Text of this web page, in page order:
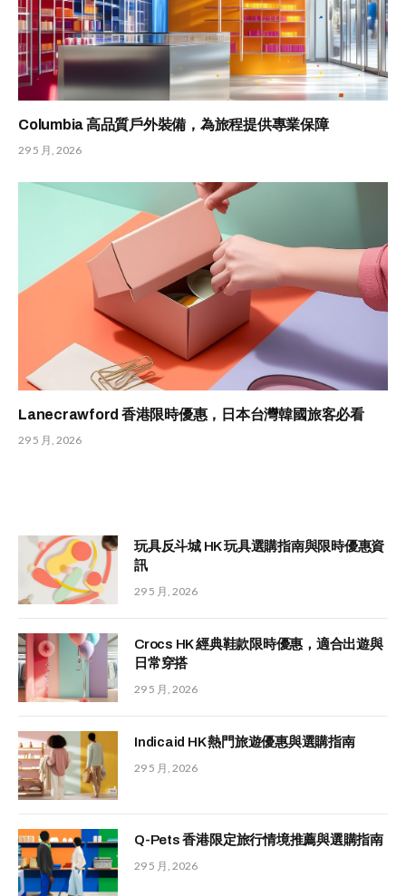
Columbia 高品質戶外裝備，為旅程提供專業保障
29 5 月, 2026
Lanecrawford 香港限時優惠，日本台灣韓國旅客必看
29 5 月, 2026
玩具反斗城 HK 玩具選購指南與限時優惠資
訊
29 5 月, 2026
Crocs HK 經典鞋款限時優惠，適合出遊與
日常穿搭
29 5 月, 2026
Indicaid HK 熱門旅遊優惠與選購指南
29 5 月, 2026
Q-Pets 香港限定旅行情境推薦與選購指南
29 5 月, 2026